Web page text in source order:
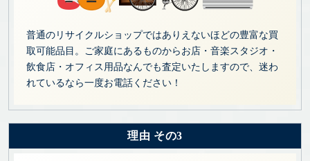
普通のリサイクルショップではありえないほどの豊富な買
取可能品目。ご家庭にあるものからお店・音楽スタジオ・
飲食店・オフィス用品なんでも査定いたしますので、迷わ
れているなら一度お電話ください！
理由 その3